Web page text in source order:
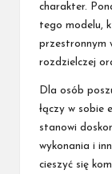
charakter.
tego modelu,
przestronnym
rozdzielczej
Dla osób
łączy w sobie
stanowi
wykonania i
cieszyć się